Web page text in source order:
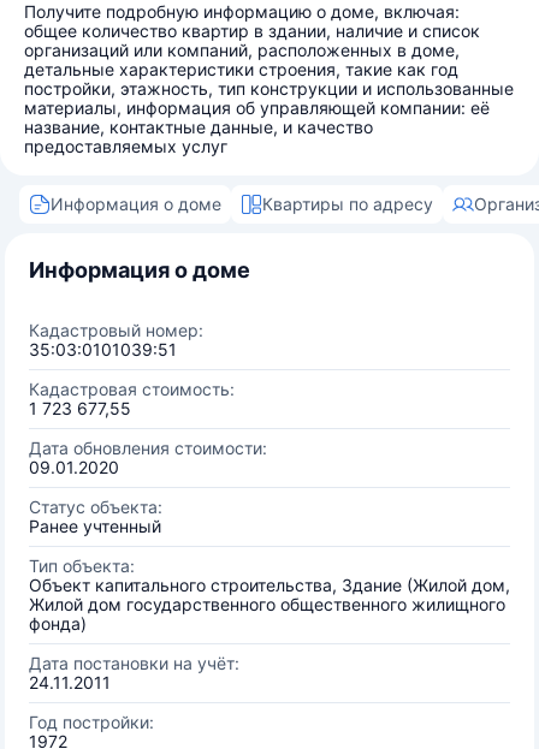
Получите подробную информацию о доме, включая:
общее количество квартир в здании, наличие и список
организаций или компаний, расположенных в доме,
детальные характеристики строения, такие как год
постройки, этажность, тип конструкции и использованные
материалы, информация об управляющей компании: её
название, контактные данные, и качество
предоставляемых услуг
Информация о доме Квартиры по адресу
Информация о доме
Кадастровый номер:
35:03:0101039:51
Кадастровая стоимость:
1 723 677,55
Дата обновления стоимости:
09.01.2020
Статус объекта:
Ранее учтенный
Тип объекта:
Объект капитального строительства, Здание (Жилой дом,
Жилой дом государственного общественного жилищного
фонда)
Дата постановки на учёт:
24.11.2011
Год постройки:
1972